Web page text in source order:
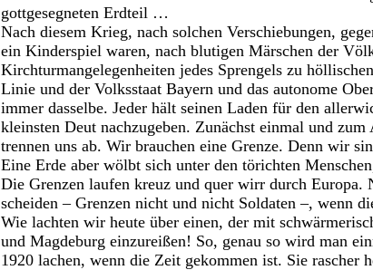
gottgesegneten Erdteil …
Nach diesem Krieg, nach solchen Verschiebungen,
ein Kinderspiel waren, nach blutigen Märschen der
Kirchturmangelegenheiten jedes Sprengels zu
Linie und der Volksstaat Bayern und das autonome
immer dasselbe. Jeder hält seinen Laden für den
kleinsten Deut nachzugeben. Zunächst einmal und
trennen uns ab. Wir brauchen eine Grenze. Denn wir
Eine Erde aber wölbt sich unter den törichten
Die Grenzen laufen kreuz und quer wirr durch Europa.
scheiden – Grenzen nicht und nicht Soldaten –, wenn
Wie lachten wir heute über einen, der mit
und Magdeburg einzureißen! So, genau so wird man
1920 lachen, wenn die Zeit gekommen ist. Sie rascher